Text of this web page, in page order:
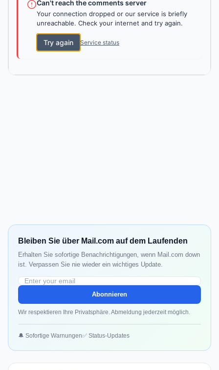
Can't reach the comments server
Your connection dropped or our service is briefly
unreachable. Check your internet and try again.
Try again Service status
Bleiben Sie über Mail.com auf dem Laufenden
Erhalten Sie sofortige Benachrichtigungen, wenn Mail.com down
ist. Verpassen Sie nie wieder ein wichtiges Update.
Abonnieren
Wir respektieren Ihre Privatsphäre. Abmeldung jederzeit möglich.
🔔 Sofortige Warnungen✅ Status-Updates